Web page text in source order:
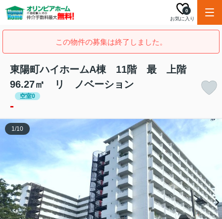
お気に入り
0
この物件の募集は終了しました。
東陽町ハイホームA棟 11階 最 上階
96.27㎡ リ ノベーション
空室0
-
1/10